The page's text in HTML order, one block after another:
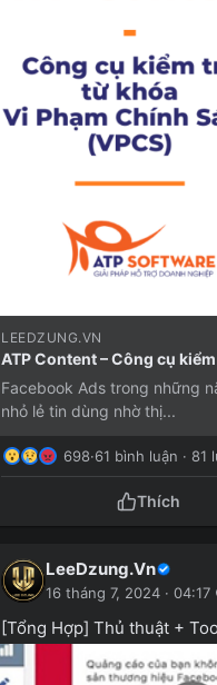
LEEDZUNG.VN
ATP Content – Công cụ
Facebook Ads trong những
nhỏ lẻ tin dùng nhờ thị...
698·61 bình luận · 81
Thích
LeeDzung.Vn
16 tháng 7, 2024 · 04:17
[Tổng Hợp] Thủ thuật +